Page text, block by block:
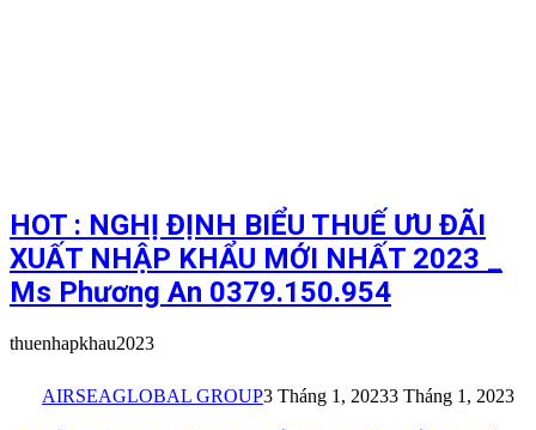
HOT : NGHỊ ĐỊNH BIỂU THUẾ ƯU ĐÃI
XUẤT NHẬP KHẨU MỚI NHẤT 2023 _
Ms Phương An 0379.150.954
thuenhapkhau2023
AIRSEAGLOBAL GROUP3 Tháng 1, 20233 Tháng 1, 2023